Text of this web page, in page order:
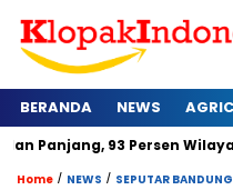
BERANDA NEWS
93 Persen Wilayah Alami
Home / NEWS / SEPUTAR